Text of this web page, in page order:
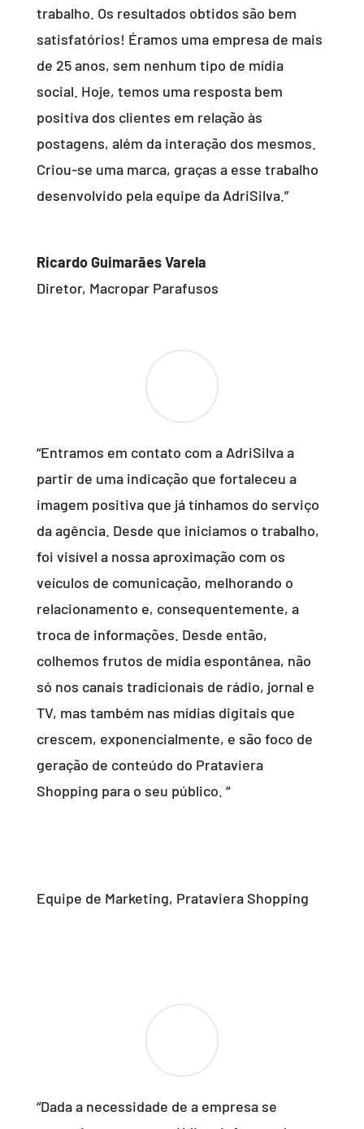
trabalho. Os resultados obtidos são bem
satisfatórios! Éramos uma empresa de mais
de 25 anos, sem nenhum tipo de mídia
social. Hoje, temos uma resposta bem
positiva dos clientes em relação às
postagens, além da interação dos mesmos.
Criou-se uma marca, graças a esse trabalho
desenvolvido pela equipe da AdriSilva.”
Ricardo Guimarães Varela
Diretor, Macropar Parafusos
“Entramos em contato com a AdriSilva a
partir de uma indicação que fortaleceu a
imagem positiva que já tínhamos do serviço
da agência. Desde que iniciamos o trabalho,
foi visível a nossa aproximação com os
veículos de comunicação, melhorando o
relacionamento e, consequentemente, a
troca de informações. Desde então,
colhemos frutos de mídia espontânea, não
só nos canais tradicionais de rádio, jornal e
TV, mas também nas mídias digitais que
crescem, exponencialmente, e são foco de
geração de conteúdo do Prataviera
Shopping para o seu público. “
Equipe de Marketing, Prataviera Shopping
“Dada a necessidade de a empresa se